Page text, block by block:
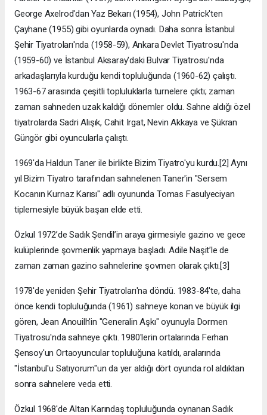
George Axelrod'dan Yaz Bekarı (1954), John Patrick'ten
Çayhane (1955) gibi oyunlarda oynadı. Daha sonra İstanbul
Şehir Tiyatroları'nda (1958-59), Ankara Devlet Tiyatrosu'nda
(1959-60) ve İstanbul Aksaray'daki Bulvar Tiyatrosu'nda
arkadaşlarıyla kurduğu kendi topluluğunda (1960-62) çalıştı.
1963-67 arasında çeşitli topluluklarla turnelere çıktı; zaman
zaman sahneden uzak kaldığı dönemler oldu. Sahne aldığı özel
tiyatrolarda Sadri Alışık, Cahit Irgat, Nevin Akkaya ve Şükran
Güngör gibi oyuncularla çalıştı.
1969'da Haldun Taner ile birlikte Bizim Tiyatro'yu kurdu.[2] Aynı
yıl Bizim Tiyatro tarafından sahnelenen Taner'in "Sersem
Kocanın Kurnaz Karısı" adlı oyununda Tomas Fasulyeciyan
tiplemesiyle büyük başarı elde etti.
Özkul 1972’de Sadık Şendil’in araya girmesiyle gazino ve gece
kulüplerinde şovmenlik yapmaya başladı. Adile Naşit’le de
zaman zaman gazino sahnelerine şovmen olarak çıktı.[3]
1978'de yeniden Şehir Tiyatroları'na döndü. 1983-84'te, daha
önce kendi topluluğunda (1961) sahneye konan ve büyük ilgi
gören, Jean Anouilh'in "Generalin Aşkı" oyunuyla Dormen
Tiyatrosu'nda sahneye çıktı. 1980'lerin ortalarında Ferhan
Şensoy'un Ortaoyuncular topluluğuna katıldı, aralarında
"İstanbul'u Satıyorum"un da yer aldığı dört oyunda rol aldıktan
sonra sahnelere veda etti.
Özkul 1968'de Altan Karındaş topluluğunda oynanan Sadık